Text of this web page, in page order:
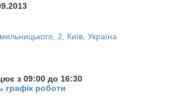
2, Київ, Україна
з 09:00 до 16:30
графік роботи